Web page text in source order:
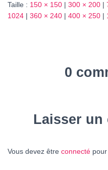
Taille : 150 × 150 | 300 × 200 |
1024 | 360 × 240 | 400 × 250 |
0
Laisser un
Vous devez être connecté